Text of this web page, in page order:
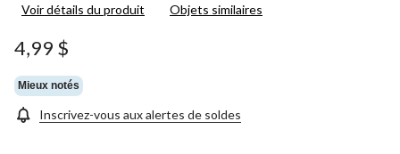
Voir détails du produit Objets similaires
4,99 $
Mieux notés
Inscrivez-vous aux alertes de soldes